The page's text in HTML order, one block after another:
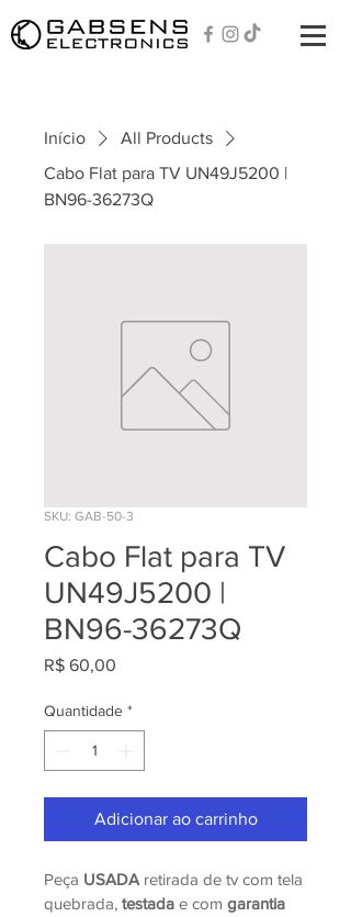
Início
All Products
Cabo Flat para TV UN49J5200 |
BN96-36273Q
SKU: GAB-50-3
Cabo Flat para TV
UN49J5200 |
BN96-36273Q
R$ 60,00
Quantidade *
Adicionar ao carrinho
Peça USADA retirada de tv com tela
quebrada, testada e com garantia